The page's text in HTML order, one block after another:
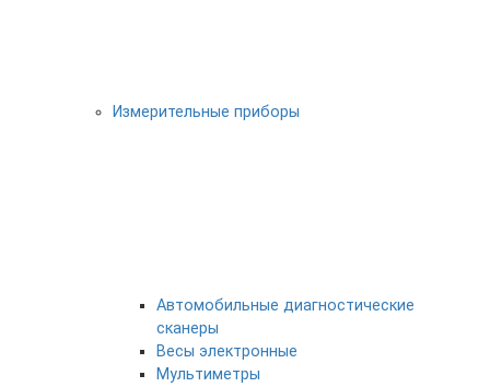
Измерительные приборы
Автомобильные диагностические
сканеры
Весы электронные
Мультиметры